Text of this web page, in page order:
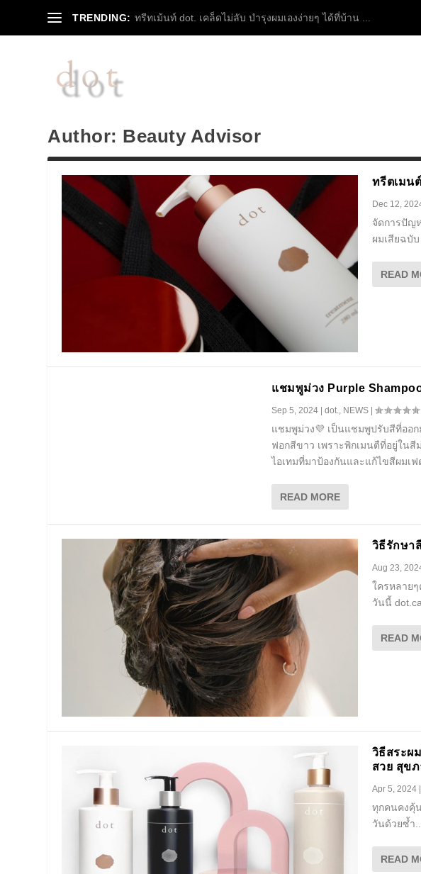
TRENDING: ทรีทเม้นท์ dot. เคล็ดไม่ลับ บำรุงผมเองง่ายๆ ได้ที่บ้าน ...
Author: Beauty Advisor
ทรีตเมน
Dec 12,
จัดการปัญ
ผมเสียฉบับ
READ
แชมพูม่วง Purple
Sep 5, 2024 |dot., NEWS |
แชมพูม่วง💜 เป็นแชมพูปรับสีที่ออ
ฟอกสีขาว เพราะพิกเมนตืที่อยู่ในสี
ไอเทมที่มาป้องกันและแก้ไขสีผมเฟ
READ MORE
วิธีรักษา
Aug 23,
ใครหลาย
วันนี้
READ
วิธีสระผ
สวย สุข
Apr 5, 2024|
ทุกคนคงคุ้
วันด้วยซ้ำ...
READ